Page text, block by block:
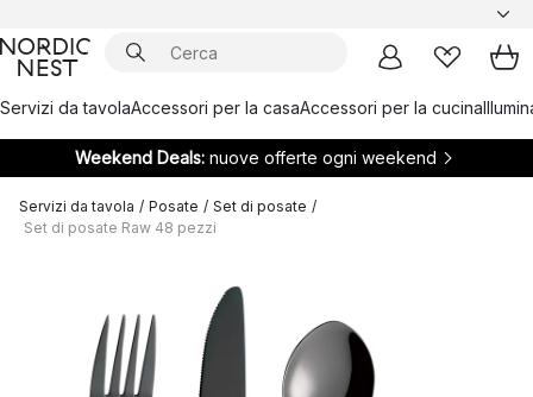
Servizi da tavolaAccessori per la casaAccessori per la cucina
Weekend Deals: nuove offerte ogni weekend
Servizi da tavola / Posate / Set di posate /
Set di posate Raw 48 pezzi